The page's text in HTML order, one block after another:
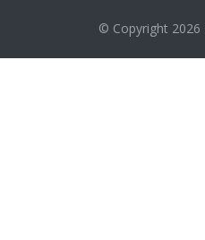
© Copyright 2026